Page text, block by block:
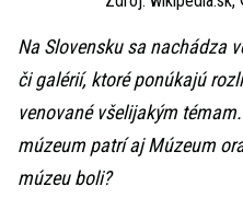
Na Slovensku sa nachádza
či galérií, ktoré ponúkajú
venované všelijakým
múzeum patrí aj Múzeum
múzeu boli?